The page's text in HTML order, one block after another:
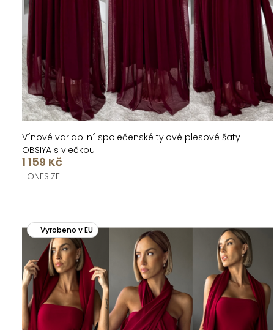
k
t
ů
u
k
t
ů
Vínové variabilní společenské tylové plesové šaty
OBSIYA s vlečkou
1 159 Kč
ONESIZE
Vyrobeno v EU